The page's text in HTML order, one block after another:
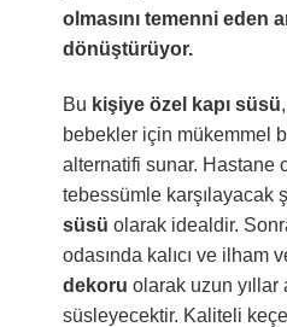
olmasını temenni eden
dönüştürüyor.
Bu kişiye özel kapı süsü
bebekler için mükemmel
alternatifi sunar. Hastane
tebessümle karşılayacak
süsü olarak idealdir.
odasında kalıcı ve ilham
dekoru olarak uzun yıllar
süsleyecektir. Kaliteli